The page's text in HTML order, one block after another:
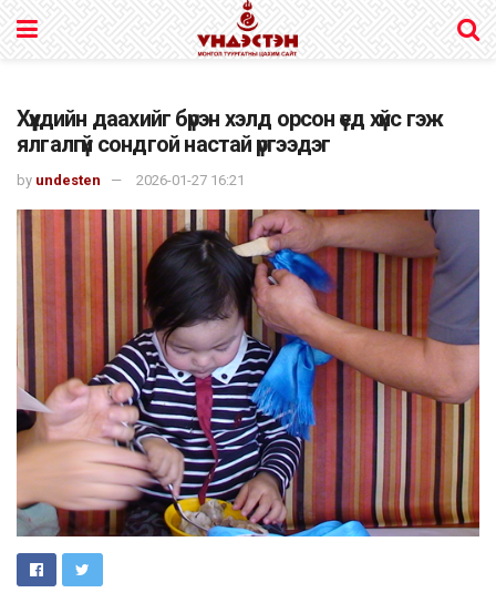
Хүүхдийн даахийг бүрэн хэлд орсон үед хүйс гэж
ялгалгүй сондгой настай үргээдэг
by undesten 2026-01-27 16:21